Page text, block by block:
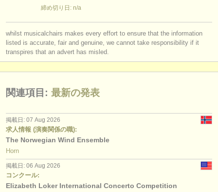
ユース オーケストラ
musicalchairsについて
お問い合わせ
出版社:
掲載方法
find out about ourATS
ATS faq
講習会: チューバ (5)
degree courses: ホルン
degree courses: トロンボーン
degree courses: チューバ
コンクール: ホルン (4)
コンクール: トランペット
コンクール: トロンボーン (5)
締め切り日: n/a
whilst musicalchairs makes every effort to ensure that the information
listed is accurate, fair and genuine, we cannot take responsibility if it
transpires that an advert has misled.
関連項目: 最新の発表
掲載日: 07 Aug 2026
求人情報 (演奏関係の職):
The Norwegian Wind Ensemble
Horn
掲載日: 06 Aug 2026
コンクール:
Elizabeth Loker International Concerto Competition